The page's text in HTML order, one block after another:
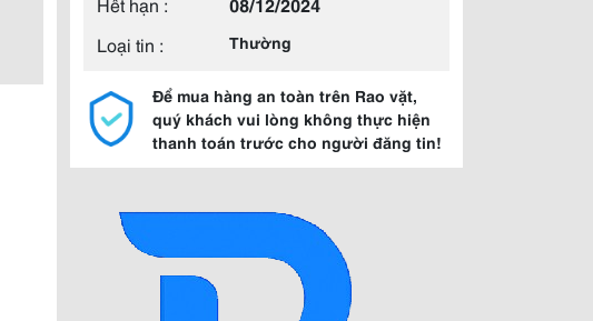
Loại tin :
Thường
Để mua hàng an toàn trên Rao vặt,
quý khách vui lòng không thực hiện
thanh toán trước cho người đăng tin!